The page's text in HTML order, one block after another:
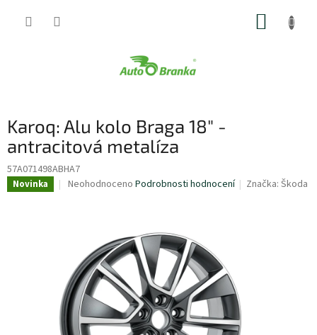
Karoq: Alu kolo Braga 18" -
antracitová metalíza
57A071498ABHA7
Novinka
Průměrné
hvězdiček.
Neohodnoceno Podrobnosti hodnocení Značka:Škoda